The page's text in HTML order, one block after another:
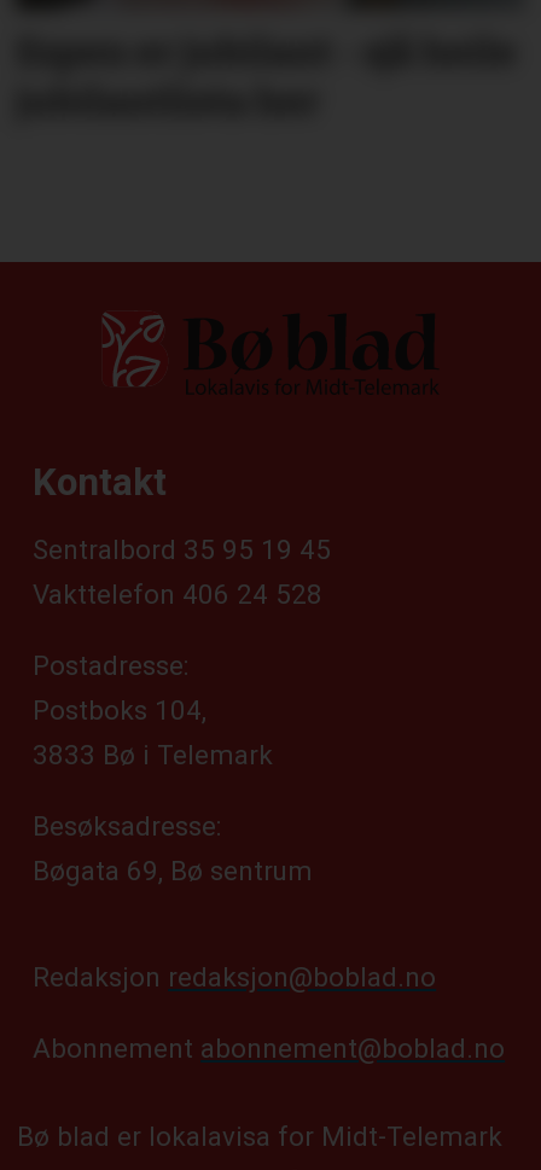
Kontakt
Sentralbord 35 95 19 45
Vakttelefon 406 24 528
Postadresse:
Postboks 104,
3833 Bø i Telemark
Besøksadresse:
Bøgata 69, Bø sentrum
Redaksjon redaksjon@boblad.no
Abonnement abonnement@boblad.no
Bø blad er lokalavisa for Midt-Telemark